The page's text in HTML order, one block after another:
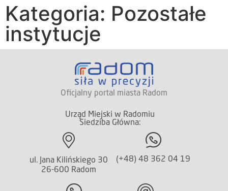
Kategoria: Pozostałe
instytucje
Oficjalny portal miasta Radom
Urząd Miejski w Radomiu
Siedziba Główna:
ul. Jana Kilińskiego 30
26-600 Radom
(+48) 48 362 04 19